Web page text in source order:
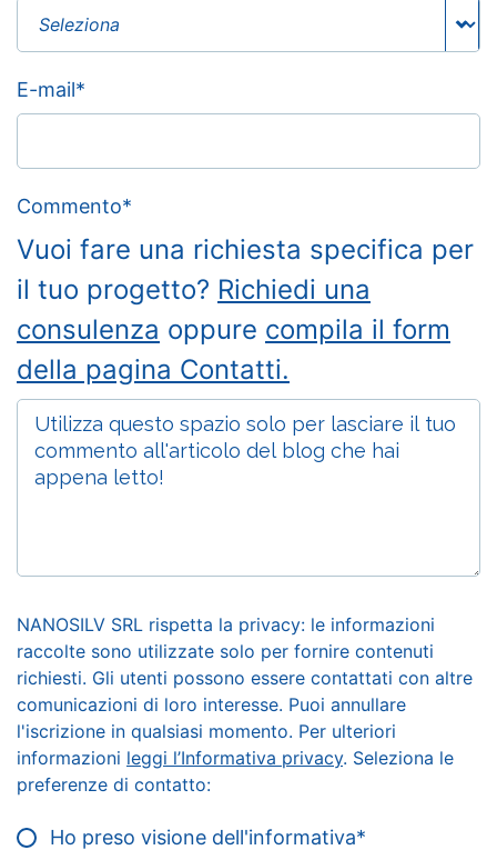
E-mail*
Commento*
Vuoi fare una richiesta specifica per
il tuo progetto? Richiedi una
consulenza oppure compila il form
della pagina Contatti.
NANOSILV SRL rispetta la privacy: le informazioni
raccolte sono utilizzate solo per fornire contenuti
richiesti. Gli utenti possono essere contattati con altre
comunicazioni di loro interesse. Puoi annullare
l'iscrizione in qualsiasi momento. Per ulteriori
informazioni leggi l’Informativa privacy. Seleziona le
preferenze di contatto:
Ho preso visione dell'informativa*